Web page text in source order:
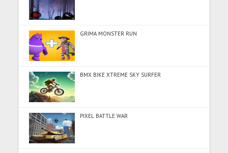
GRIMA MONSTER RUN
BMX BIKE XTREME SKY SURFER
PIXEL BATTLE WAR